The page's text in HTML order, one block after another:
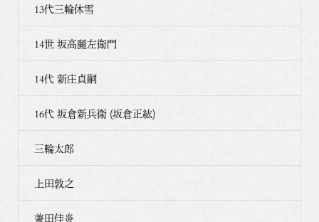
13代三輪休雪
14世 坂高麗左衛門
14代 新庄貞嗣
16代 坂倉新兵衛 (坂倉正紘)
三輪太郎
上田敦之
兼田佳炎